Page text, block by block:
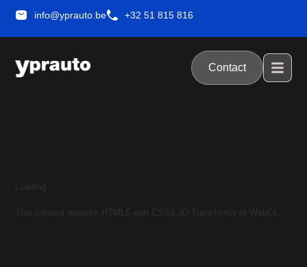
info@yprauto.be +32 51 815 816
Contact
Loading...
This content requires HTML5 with CSS3 3D Transforms or WebGL.